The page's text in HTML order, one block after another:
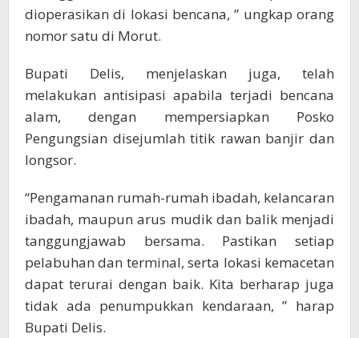
dioperasikan di lokasi bencana, ” ungkap orang
nomor satu di Morut.
Bupati Delis, menjelaskan juga, telah
melakukan antisipasi apabila terjadi bencana
alam, dengan mempersiapkan Posko
Pengungsian disejumlah titik rawan banjir dan
longsor.
“Pengamanan rumah-rumah ibadah, kelancaran
ibadah, maupun arus mudik dan balik menjadi
tanggungjawab bersama. Pastikan setiap
pelabuhan dan terminal, serta lokasi kemacetan
dapat terurai dengan baik. Kita berharap juga
tidak ada penumpukkan kendaraan, ” harap
Bupati Delis.